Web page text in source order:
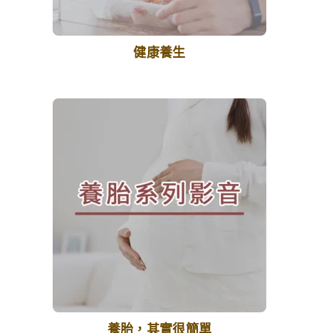
健康養生
養胎，其實很簡單